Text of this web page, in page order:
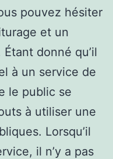
pouvez hésiter
et un
donné qu’il
à un service de
le public se
à utiliser une
Lorsqu’il
il n’y a pas